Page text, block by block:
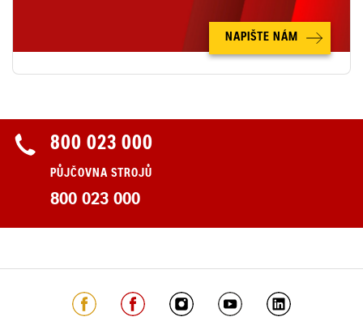
NAPIŠTE NÁM
800 023 000
PŮJČOVNA STROJŮ
800 023 000